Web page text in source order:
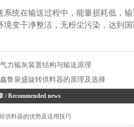
系统在输送过程中，能量损耗低，
境变干净整洁，无粉尘污染，达到
气力输灰装置结构与输送原理
鑫鲁泉盛旋转供料器的原理及选择
/ Recommended news
供料器的优势及适用技巧